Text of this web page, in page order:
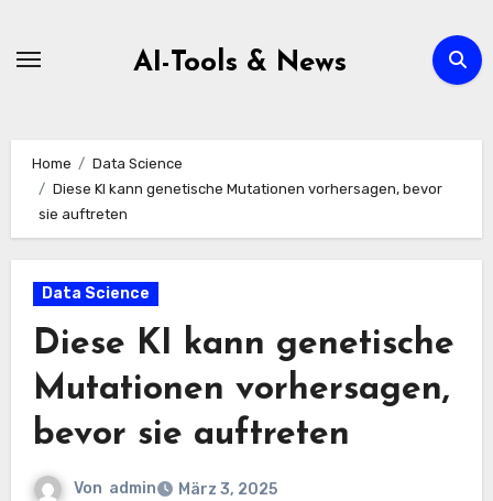
AI-Tools & News
Home
Data Science
Diese KI kann genetische Mutationen vorhersagen, bevor
sie auftreten
Data Science
Diese KI kann genetische
Mutationen vorhersagen,
bevor sie auftreten
Von admin
März 3, 2025